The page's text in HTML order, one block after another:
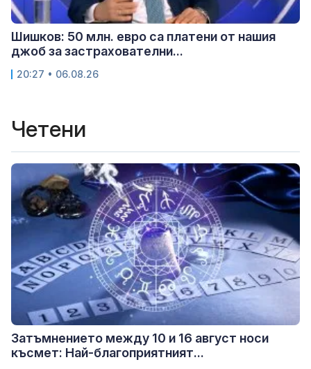
Шишков: 50 млн. евро са платени от нашия
джоб за застрахователни...
20:27 • 06.08.26
Четени
Затъмнението между 10 и 16 август носи
късмет: Най-благоприятният...